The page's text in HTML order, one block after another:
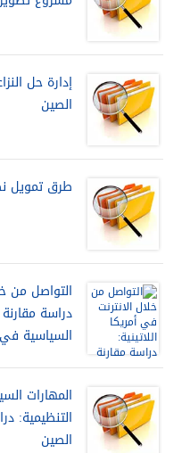
إدارة حل
الصين
طرق تمويل
التواصل من
دراسة
السياسية في
المهارات
التنظيمية:
الصين